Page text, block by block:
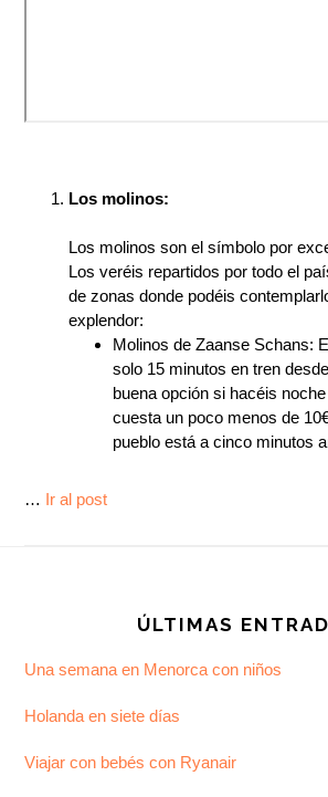
Los molinos:
Los molinos son el símbolo por
Los veréis repartidos por todo el
de zonas donde podéis
explendor:
Molinos de Zaanse Schans:
solo 15 minutos en tren
buena opción si hacéis
cuesta un poco menos de
pueblo está a cinco minutos
… Ir al post
ÚLTIMAS
Una semana en Menorca con niños
Holanda en siete días
Viajar con bebés con Ryanair